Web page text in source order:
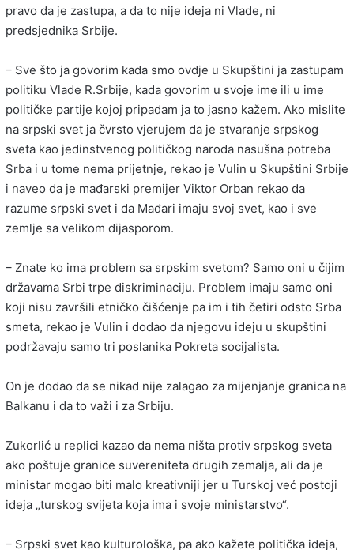
pravo da je zastupa, a da to nije ideja ni Vlade, ni
predsjednika Srbije.
– Sve što ja govorim kada smo ovdje u Skupštini ja zastupam
politiku Vlade R.Srbije, kada govorim u svoje ime ili u ime
političke partije kojoj pripadam ja to jasno kažem. Ako mislite
na srpski svet ja čvrsto vjerujem da je stvaranje srpskog
sveta kao jedinstvenog političkog naroda nasušna potreba
Srba i u tome nema prijetnje, rekao je Vulin u Skupštini Srbije
i naveo da je mađarski premijer Viktor Orban rekao da
razume srpski svet i da Mađari imaju svoj svet, kao i sve
zemlje sa velikom dijasporom.
– Znate ko ima problem sa srpskim svetom? Samo oni u čijim
državama Srbi trpe diskriminaciju. Problem imaju samo oni
koji nisu završili etničko čišćenje pa im i tih četiri odsto Srba
smeta, rekao je Vulin i dodao da njegovu ideju u skupštini
podržavaju samo tri poslanika Pokreta socijalista.
On je dodao da se nikad nije zalagao za mijenjanje granica na
Balkanu i da to važi i za Srbiju.
Zukorlić u replici kazao da nema ništa protiv srpskog sveta
ako poštuje granice suvereniteta drugih zemalja, ali da je
ministar mogao biti malo kreativniji jer u Turskoj već postoji
ideja „turskog svijeta koja ima i svoje ministarstvo“.
– Srpski svet kao kulturološka, pa ako kažete politička ideja,